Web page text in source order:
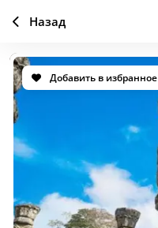
Добавить в избранное
Назад